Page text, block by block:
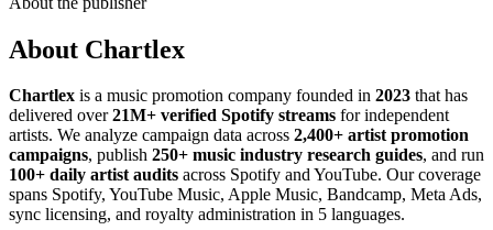
About Chartlex
Chartlex is a music promotion company founded in 2023 that has
delivered over21M+ verified Spotify streams for independent
artists. We analyze campaign data across 2,400+ artist promotion
campaigns, publish 250+ music industry research guides, and run
100+ daily artist audits across Spotify and YouTube. Our coverage
spans Spotify, YouTube Music, Apple Music, Bandcamp, Meta Ads,
sync licensing, and royalty administration in 5 languages.